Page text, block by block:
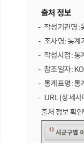
출처 정보
작성기관명 :
조사명 : 통계
작성시점 : 통
참조일자 :
통계표명 : 통
URL (상세사
출처 정보 확